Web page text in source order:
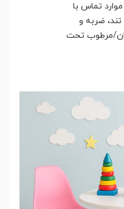
موارد تماس با
ضربه و
مرطوب تحت